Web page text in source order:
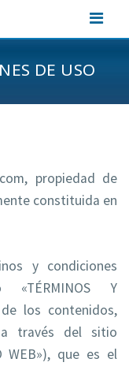
DE USO
propiedad de
constituida en
y condiciones
Y
de los contenidos,
través del sitio
WEB»), que es el